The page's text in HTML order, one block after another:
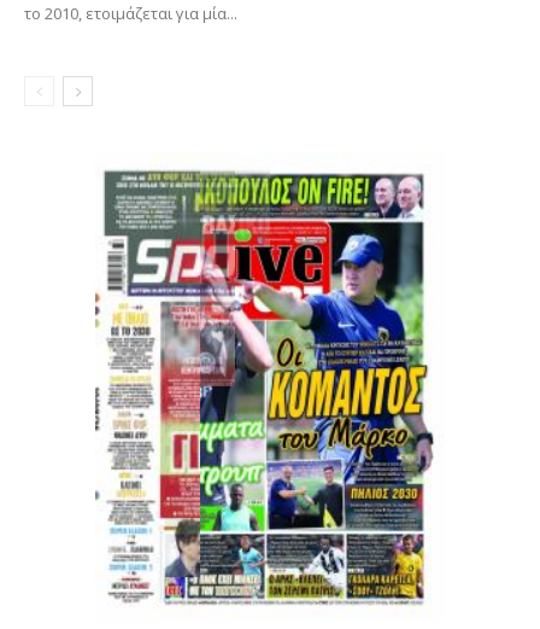
το 2010, ετοιμάζεται για μία...